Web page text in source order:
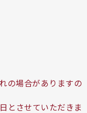
の場合がありますの
とさせていただきま